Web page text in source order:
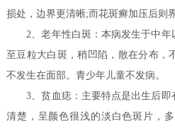
损处，边界更清晰;而花斑癣加压后则
2、老年性白斑：本病发生于中年
至豆粒大白斑，稍凹陷，散在分布，
不发生在面部。青少年儿童不发病。
3、贫血痣：主要特点是出生后即
清楚，呈颜色很浅的淡白色斑片，